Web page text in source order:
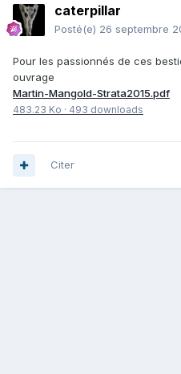
caterpillar
Posté(e) 26 septembre
Pour les passionnés de ces
ouvrage
Martin-Mangold-Strata2015.pdf
483.23 Ko · 493 downloads
Citer